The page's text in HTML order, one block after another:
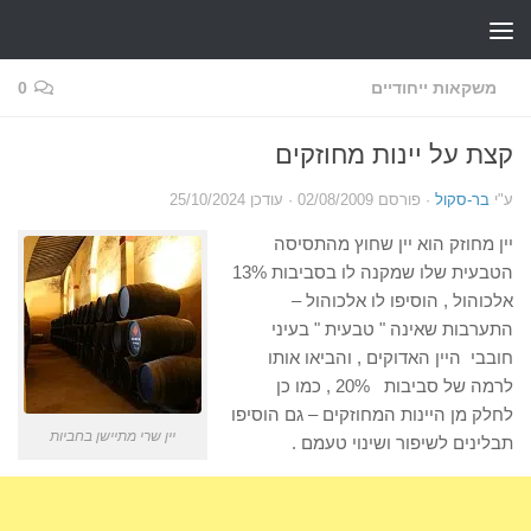
משקאות ייחודיים 0
קצת על יינות מחוזקים
ע"י בר-סקול · פורסם 02/08/2009 · עודכן 25/10/2024
יין שרי מתיישן בחביות
יין מחוזק הוא יין שחוץ מהתסיסה
הטבעית שלו שמקנה לו בסביבות 13%
אלכוהול , הוסיפו לו אלכוהול –
התערבות שאינה " טבעית " בעיני
חובבי היין האדוקים , והביאו אותו
לרמה של סביבות 20% , כמו כן
לחלק מן היינות המחוזקים – גם הוסיפו
תבלינים לשיפור ושינוי טעמם .